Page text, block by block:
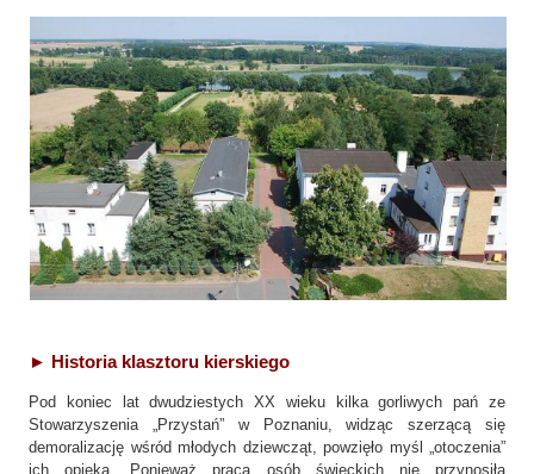
► Historia klasztoru kierskiego
Pod koniec lat dwudziestych XX wieku kilka gorliwych pań ze
Stowarzyszenia „Przystań” w Poznaniu, widząc szerzącą się
demoralizację wśród młodych dziewcząt, powzięło myśl „otoczenia”
ich opieką. Ponieważ praca osób świeckich nie przynosiła